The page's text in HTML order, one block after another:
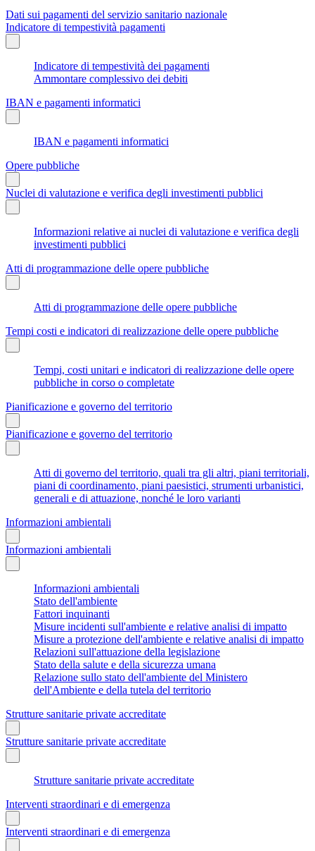
Dati sui pagamenti del servizio sanitario nazionale
Indicatore di tempestività pagamenti
Indicatore di tempestività dei pagamenti
Ammontare complessivo dei debiti
IBAN e pagamenti informatici
IBAN e pagamenti informatici
Opere pubbliche
Nuclei di valutazione e verifica degli investimenti pubblici
Informazioni relative ai nuclei di valutazione e verifica degli
investimenti pubblici
Atti di programmazione delle opere pubbliche
Atti di programmazione delle opere pubbliche
Tempi costi e indicatori di realizzazione delle opere pubbliche
Tempi, costi unitari e indicatori di realizzazione delle opere
pubbliche in corso o completate
Pianificazione e governo del territorio
Pianificazione e governo del territorio
Atti di governo del territorio, quali tra gli altri, piani territoriali,
piani di coordinamento, piani paesistici, strumenti urbanistici,
generali e di attuazione, nonché le loro varianti
Informazioni ambientali
Informazioni ambientali
Informazioni ambientali
Stato dell'ambiente
Fattori inquinanti
Misure incidenti sull'ambiente e relative analisi di impatto
Misure a protezione dell'ambiente e relative analisi di impatto
Relazioni sull'attuazione della legislazione
Stato della salute e della sicurezza umana
Relazione sullo stato dell'ambiente del Ministero
dell'Ambiente e della tutela del territorio
Strutture sanitarie private accreditate
Strutture sanitarie private accreditate
Strutture sanitarie private accreditate
Interventi straordinari e di emergenza
Interventi straordinari e di emergenza